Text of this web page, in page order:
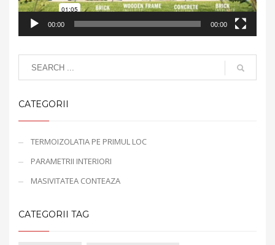
00:00 00:00
CATEGORII
TERMOIZOLATIA PE PRIMUL LOC
PARAMETRII INTERIORI
MASIVITATEA CONTEAZA
CATEGORII TAG